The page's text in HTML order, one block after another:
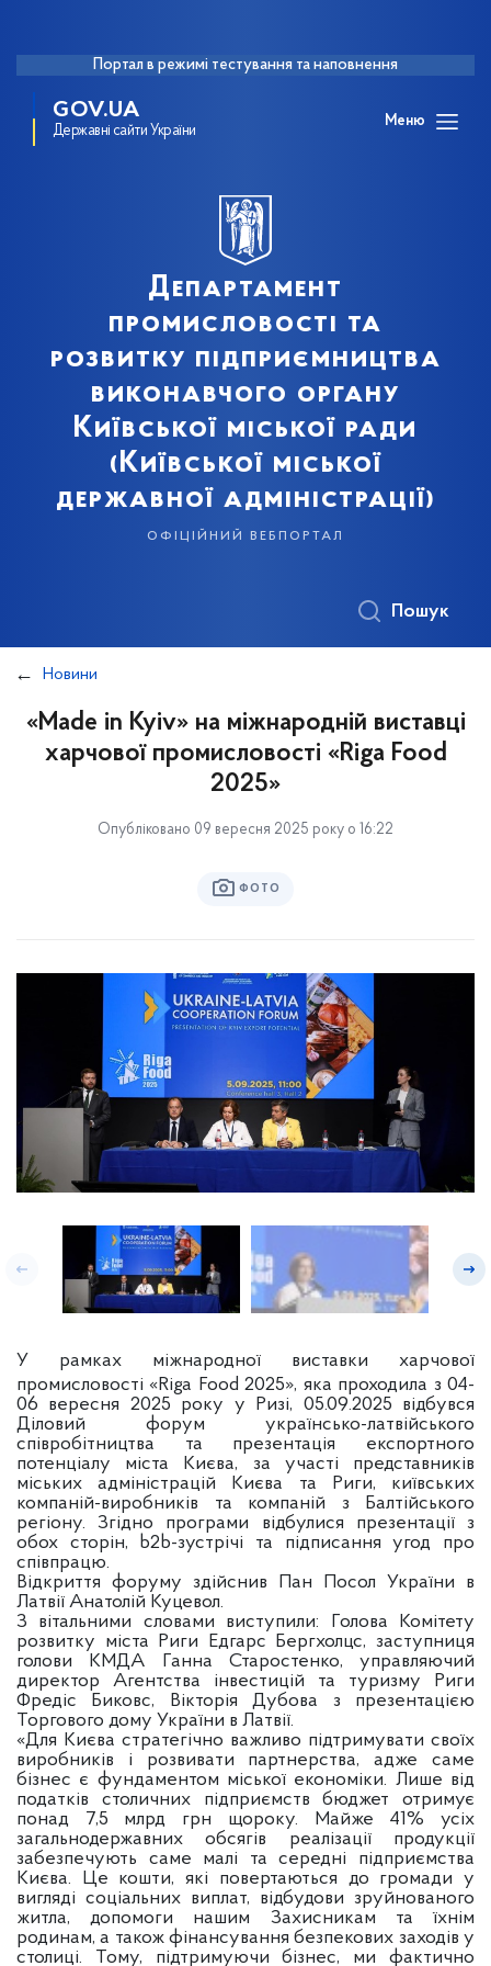
Портал в режимі тестування та наповнення
GOV.UA
Державні сайти України
Меню
Департамент
промисловості та
розвитку підприємництва
виконавчого органу
Київської міської ради
(Київської міської
державної адміністрації)
офіційний вебпортал
Пошук
Новини
«Made in Kyiv» на міжнародній виставці
харчової промисловості «Riga Food
2025»
Опубліковано 09 вересня 2025 року о 16:22
ФОТО
У рамках міжнародної виставки харчової
промисловості «Riga Food 2025», яка проходила з 04-
06 вересня 2025 року у Ризі, 05.09.2025 відбувся
Діловий форум українсько-латвійського
співробітництва та презентація експортного
потенціалу міста Києва, за участі представників
міських адміністрацій Києва та Риги, київських
компаній-виробників та компаній з Балтійського
регіону. Згідно програми відбулися презентації з
обох сторін, b2b-зустрічі та підписання угод про
співпрацю.
Відкриття форуму здійснив Пан Посол України в
Латвії Анатолій Куцевол.
З вітальними словами виступили: Голова Комітету
розвитку міста Риги Едгарс Бергхолцс, заступниця
голови КМДА Ганна Старостенко, управляючий
директор Агентства інвестицій та туризму Риги
Фредіс Биковс, Вікторія Дубова з презентацією
Торгового дому України в Латвії.
«Для Києва стратегічно важливо підтримувати своїх
виробників і розвивати партнерства, адже саме
бізнес є фундаментом міської економіки. Лише від
податків столичних підприємств бюджет отримує
понад 7,5 млрд грн щороку. Майже 41% усіх
загальнодержавних обсягів реалізації продукції
забезпечують саме малі та середні підприємства
Києва. Це кошти, які повертаються до громади у
вигляді соціальних виплат, відбудови зруйнованого
житла, допомоги нашим Захисникам та їхнім
родинам, а також фінансування безпекових заходів у
столиці. Тому, підтримуючи бізнес, ми фактично